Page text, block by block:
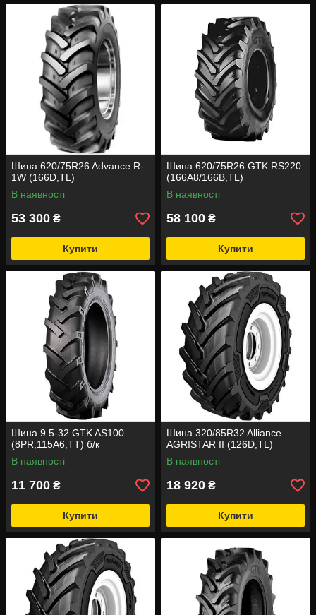
Шина 620/75R26 Advance R-
1W (166D,TL)
В наявності
53 300 ₴
Купити
Шина 620/75R26 GTK RS220
(166A8/166B,TL)
В наявності
58 100 ₴
Купити
Шина 9.5-32 GTK AS100
(8PR,115A6,TT) б/к
В наявності
11 700 ₴
Купити
Шина 320/85R32 Alliance
AGRISTAR II (126D,TL)
В наявності
18 920 ₴
Купити